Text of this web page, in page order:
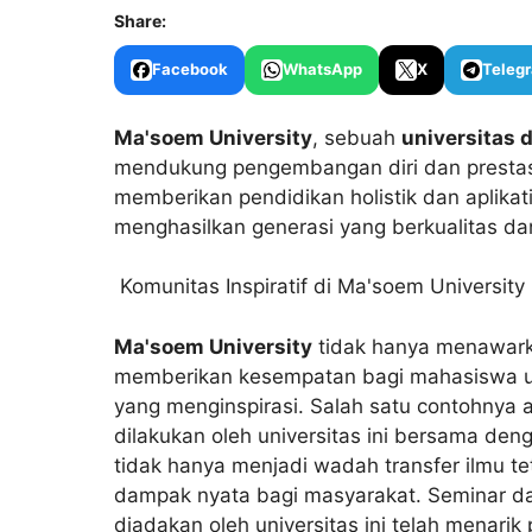
Share:
Facebook WhatsApp X
Ma'soem University, sebuah universitas
mendukung pengembangan diri dan
memberikan pendidikan holistik dan
menghasilkan generasi yang berkualitas
Komunitas Inspiratif di Ma'soem University
Ma'soem University tidak hanya
memberikan kesempatan bagi
yang menginspirasi. Salah satu contohnya
dilakukan oleh universitas ini bersama
tidak hanya menjadi wadah transfer ilmu
dampak nyata bagi masyarakat. Seminar
diadakan oleh universitas ini telah